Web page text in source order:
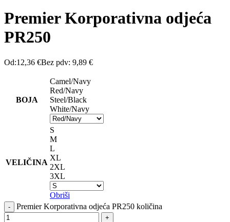
Premier Korporativna odjeća
PR250
Od:12,36 €Bez pdv: 9,89 €
BOJA
Camel/Navy
Red/Navy
Steel/Black
White/Navy
VELIČINA
S
M
L
XL
2XL
3XL
Obriši
Premier Korporativna odjeća PR250 količina